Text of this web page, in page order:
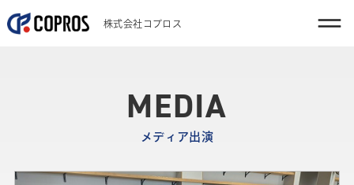
株式会社コプロス
MEDIA
メディア出演